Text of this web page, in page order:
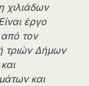
χιλιάδων
έργο
τον
τριών Δήμων
και